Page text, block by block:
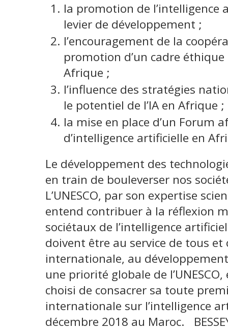
la promotion de
levier de développement ;
l’encouragement de la
promotion d’un cadre
Afrique ;
l’influence des stratégies
le potentiel de l’IA en Afrique ;
la mise en place d’un Forum
d’intelligence artificielle en
Le développement des
en train de bouleverser nos
L’UNESCO, par son expertise
entend contribuer à la réflexion
sociétaux de l’intelligence
doivent être au service de tous
internationale, au
une priorité globale de
choisi de consacrer sa toute
internationale sur l’intelligence
décembre 2018 au Maroc.